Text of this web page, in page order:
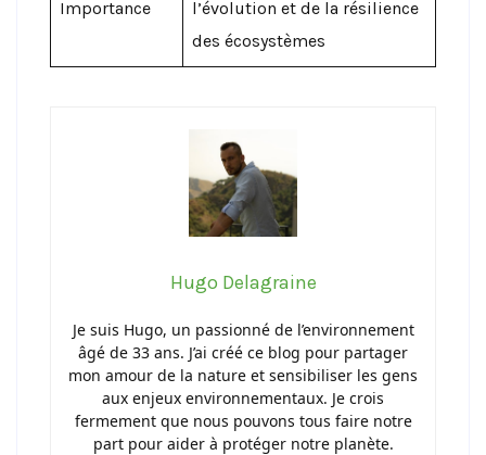
Importance
l’évolution et de la résilience
des écosystèmes
Hugo Delagraine
Je suis Hugo, un passionné de l’environnement
âgé de 33 ans. J’ai créé ce blog pour partager
mon amour de la nature et sensibiliser les gens
aux enjeux environnementaux. Je crois
fermement que nous pouvons tous faire notre
part pour aider à protéger notre planète.